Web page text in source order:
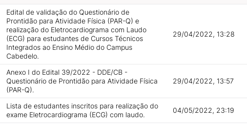
Edital de validação do Questionário de
Prontidão para Atividade Física (PAR-Q) e
realização do Eletrocardiograma com Laudo
(ECG) para estudantes de Cursos Técnicos
Integrados ao Ensino Médio do Campus
Cabedelo.
29/04/2022, 13:28
Anexo I do Edital 39/2022 - DDE/CB -
Questionário de Prontidão para Atividade Física
(PAR-Q).
29/04/2022, 13:57
Lista de estudantes inscritos para realização do
exame Eletrocardiograma (ECG) com laudo.
04/05/2022, 23:19